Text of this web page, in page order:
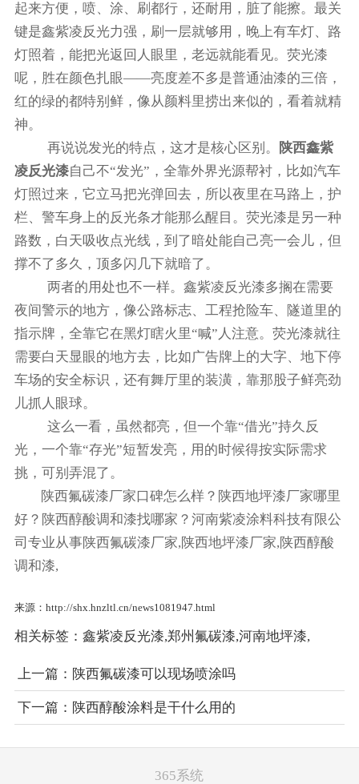
起来方便，喷、涂、刷都行，还耐用，脏了能擦。最关
键是鑫紫凌反光力强，刷一层就够用，晚上有车灯、路
灯照着，能把光返回人眼里，老远就能看见。荧光漆
呢，胜在颜色扎眼——亮度差不多是普通油漆的三倍，
红的绿的都特别鲜，像从颜料里捞出来似的，看着就精
神。
再说说发光的特点，这才是核心区别。
陕西鑫紫
凌反光漆自己不“发光”，全靠外界光源帮衬，比如汽车
灯照过来，它立马把光弹回去，所以夜里在马路上，护
栏、警车身上的反光条才能那么醒目。荧光漆是另一种
路数，白天吸收点光线，到了暗处能自己亮一会儿，但
撑不了多久，顶多闪几下就暗了。
两者的用处也不一样。鑫紫凌反光漆多搁在需要
夜间警示的地方，像公路标志、工程抢险车、隧道里的
指示牌，全靠它在黑灯瞎火里“喊”人注意。荧光漆就往
需要白天显眼的地方去，比如广告牌上的大字、地下停
车场的安全标识，还有舞厅里的装潢，靠那股子鲜亮劲
儿抓人眼球。
这么一看，虽然都亮，但一个靠“借光”持久反
光，一个靠“存光”短暂发亮，用的时候得按实际需求
挑，可别弄混了。
陕西氟碳漆厂家口碑怎么样？陕西地坪漆厂家哪里
好？陕西醇酸调和漆找哪家？河南紫凌涂料科技有限公
司专业从事陕西氟碳漆厂家,陕西地坪漆厂家,陕西醇酸
调和漆,
来源：http://shx.hnzltl.cn/news1081947.html
相关标签： 鑫紫凌反光漆,郑州氟碳漆,河南地坪漆,
上一篇： 陕西氟碳漆可以现场喷涂吗
下一篇： 陕西醇酸涂料是干什么用的
365系统